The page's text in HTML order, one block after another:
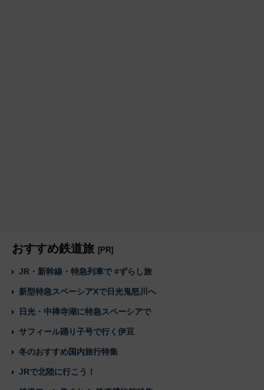
おすすめ鉄道旅 [PR]
JR・新幹線・特急列車で #ずらし旅
新型特急スペーシアXで日光鬼怒川へ
日光・中禅寺湖に特急スペーシアで
サフィール踊り子号で行く伊豆
冬のおすすめ国内旅行特集
JRで北陸に行こう！